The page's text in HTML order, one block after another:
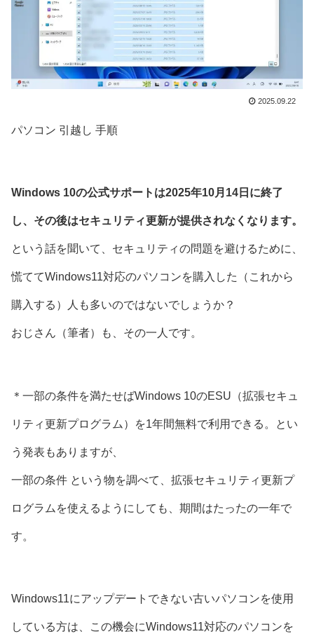
2025.09.22
パソコン 引越し 手順
Windows 10の公式サポートは2025年10月14日に終了
し、その後はセキュリティ更新が提供されなくなります。
という話を聞いて、セキュリティの問題を避けるために、
慌ててWindows11対応のパソコンを購入した（これから
購入する）人も多いのではないでしょうか？
おじさん（筆者）も、その一人です。
＊一部の条件を満たせばWindows 10のESU（拡張セキュ
リティ更新プログラム）を1年間無料で利用できる。とい
う発表もありますが、
一部の条件 という物を調べて、拡張セキュリティ更新プ
ログラムを使えるようにしても、期間はたったの一年で
す。
Windows11にアップデートできない古いパソコンを使用
している方は、この機会にWindows11対応のパソコンを